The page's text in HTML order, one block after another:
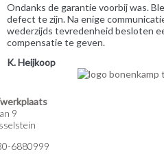
Ondanks de garantie voorbij was.
defect te zijn. Na enige
wederzijds tevredenheid besloten
compensatie te geven.
K. Heijkoop
9
6880999